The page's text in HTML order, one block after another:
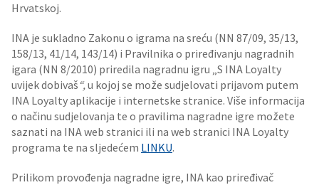
Hrvatskoj.
INA je sukladno Zakonu o igrama na sreću (NN 87/09, 35/13,
158/13, 41/14, 143/14) i Pravilnika o priređivanju nagradnih
igara (NN 8/2010) priredila nagradnu igru „S INA Loyalty
uvijek dobivaš “,u kojoj se može sudjelovati prijavom putem
INA Loyalty aplikacije i internetske stranice. Više informacija
o načinu sudjelovanja te o pravilima nagradne igre možete
saznati na INA web stranici ili na web stranici INA Loyalty
programa te na sljedećem LINKU.
Prilikom provođenja nagradne igre, INA kao priređivač